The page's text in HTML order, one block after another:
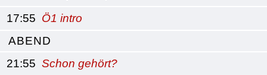
17:55 Ö1 intro
ABEND
21:55 Schon gehört?